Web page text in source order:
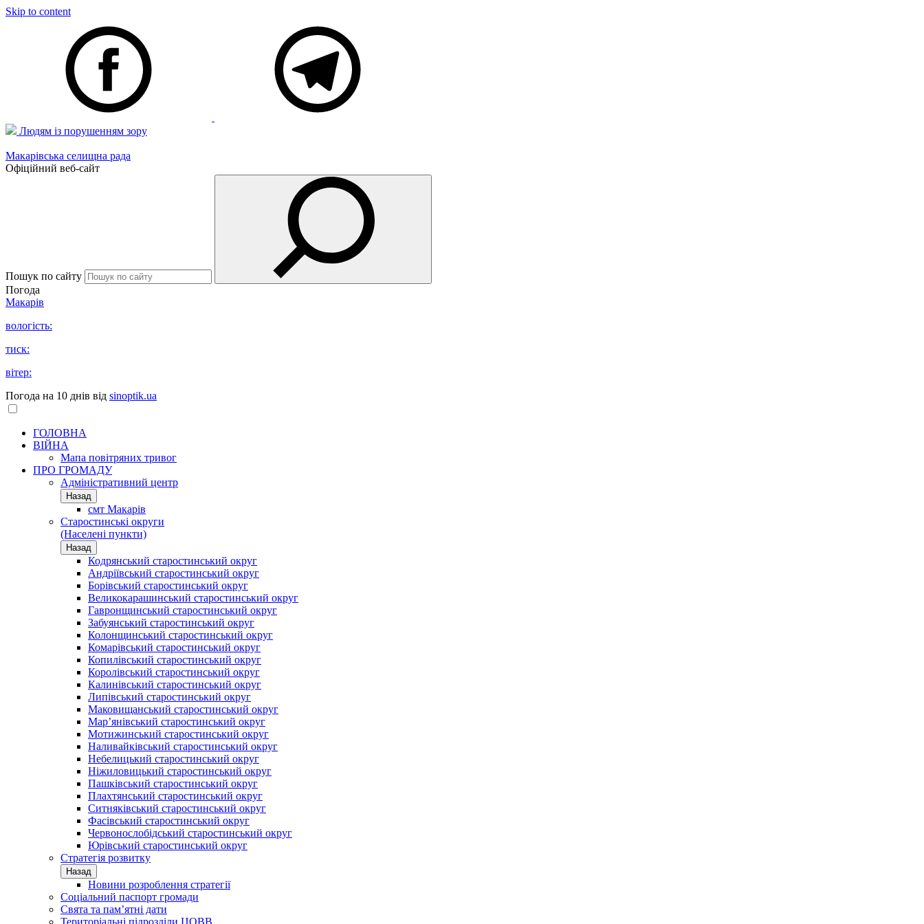
Skip to content
Людям із порушенням зору
Макарівська селищна рада
Офіційний веб-сайт
Пошук по сайту
Погода
Макарів
вологість:
тиск:
вітер:
Погода на 10 днів від sinoptik.ua
ГОЛОВНА
ВІЙНА
Мапа повітряних тривог
ПРО ГРОМАДУ
Aдміністративний центр
Назад
смт Макарів
Старостинські округи
(Населені пункти)
Назад
Кодрянський старостинський округ
Андріївський старостинський округ
Борівський старостинський округ
Великокарашинський старостинський округ
Гавронщинський старостинський округ
Забуянський старостинський округ
Колонщинський старостинський округ
Комарівський старостинський округ
Копилівський старостинський округ
Королівський старостинський округ
Калинівський старостинський округ
Липівський старостинський округ
Маковищанський старостинський округ
Мар’янівський старостинський округ
Мотижинський старостинський округ
Наливайківський старостинський округ
Небелицький старостинський округ
Ніжиловицький старостинський округ
Пашківський старостинський округ
Плахтянський старостинський округ
Ситняківський старостинський округ
Фасівський старостинський округ
Червонослобідський старостинський округ
Юрівський старостинський округ
Стратегія розвитку
Назад
Новини розроблення стратегії
Соціальний паспорт громади
Свята та пам’ятні дати
Територіальні підрозділи ЦОВВ